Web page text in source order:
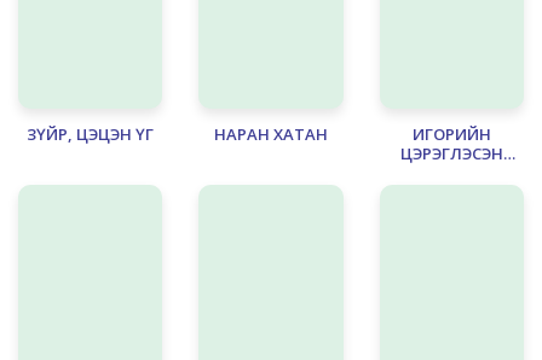
ЗҮЙР, ЦЭЦЭН ҮГ НАРАН ХАТАН
ИГОРИЙН
ЦЭРЭГЛЭСЭН